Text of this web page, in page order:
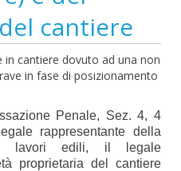
cantiere
cantiere dovuto ad una non
in fase di posizionamento
Penale, Sez. 4, 4
rappresentante della
lavori edili, il legale
proprietaria del cantiere